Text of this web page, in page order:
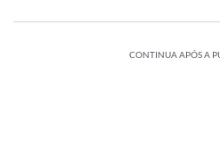
CONTINUA APÓS A